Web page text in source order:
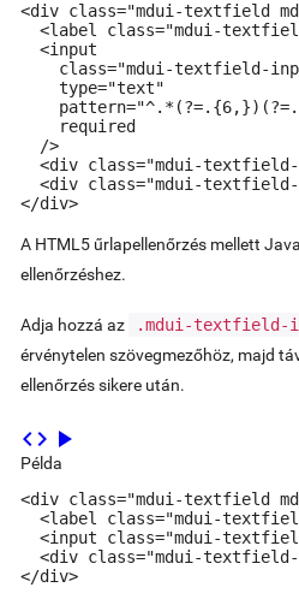
<div class="mdui-textfield
<label class="mdui-
  <input
class="mdui-textfield-
    type="text"
    required
  />
<div class="mdui-
<div class="mdui-
</div>
A HTML5 űrlapellenőrzés mellett
ellenőrzéshez.
Adja hozzá az .mdui-textfield-
érvénytelen szövegmezőhöz, majd
ellenőrzés sikere után.
code play_arrow
Példa
<div class="mdui-textfield
<label class="mdui-
<input class="mdui-
<div class="mdui-
</div>